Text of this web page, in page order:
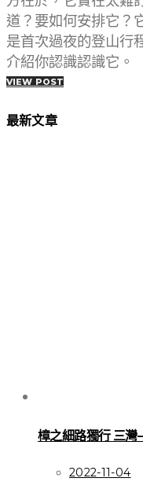
道？要如何安排它？
是首次過夜的登山行
介紹你認識認識它。
VIEW POST
最新文章
樟之細路獨行 三
2022-11-04